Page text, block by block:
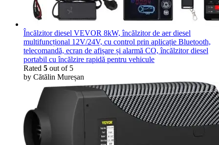
Încălzitor diesel VEVOR 8kW, încălzitor de aer diesel
multifuncțional 12V/24V, cu control prin aplicație Bluetooth,
telecomandă, ecran de afișare și alarmă CO, încălzitor diesel
portabil cu încălzire rapidă pentru vehicule
Rated 5 out of 5
by Cătălin Mureșan